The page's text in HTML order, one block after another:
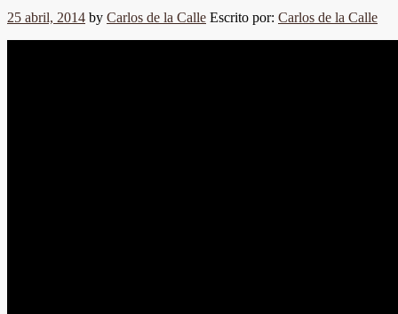
25 abril, 2014 by Carlos de la Calle Escrito por: Carlos de la Calle